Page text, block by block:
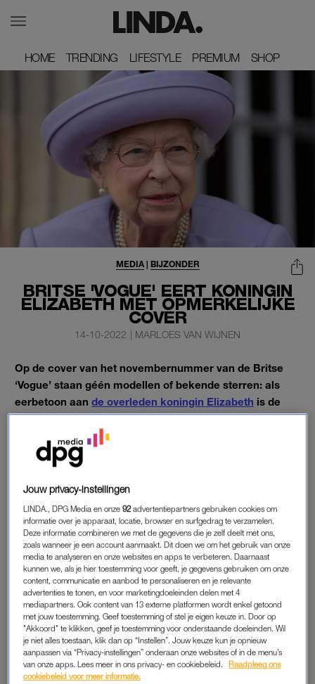
HOME
HOME TRENDING
TRENDING LIFESTYLE
LIFESTYLE PREMIUM
PREMIUM SHOP
SHOP
BRITSE 'VOGUE' EERT KONINGIN
ELIZABETH MET OPMERKELIJKE
COVER
MEDIA| BIJZONDER
14-10-2022 | MARLOES VAN WIJNEN
Op de cover van het novembernummer van de Britse
‘Vogue’ staan géén modellen of bekende sterren: als
eerbetoon aan de overleden koningin Elizabeth is de
omslag van het modeblad helemaal leeg.
Op een paarse achtergrond staat enkel de tekst: ‘Hare
Majesteit de Koningin, 1926-2022.’
COVER VOGUE VOOR KONINGIN
ELIZABETH
Voor het blad, dat al 106 jaar bestaat, is het traditie om ‘op
zwart’ te gaan bij de dood van een monarch. Ook bij het
overlijden van koning George V in 1936 en koning George VI in
1952 was de omslag leeg.
De kleur paars is voor Elizabeth heel bewust gekozen, laat het
tijdschrift weten. Het is een kleur die in de geschiedenis van
het Britse koningshuis vaak te zien was. Zo droeg Elizabeth
tijdens haar kroning een mantel in die kleur en ook de kroon
Jouw privacy-instellingen
LINDA., DPG Media en onze92 advertentiepartners gebruiken cookies om
informatie over je apparaat, locatie, browser en surfgedrag te verzamelen.
Deze informatie combineren we met de gegevens die je zelf deelt met ons,
zoals wanneer je een account aanmaakt. Dit doen we om het gebruik van onze
media te analyseren en onze websites en apps te verbeteren. Daarnaast
kunnen we, als je hier toestemming voor geeft, je gegevens gebruiken om onze
content, communicatie en aanbod te personaliseren en je relevante
advertenties te tonen, en voor marketingdoeleinden delen met 4
mediapartners. Ook content van 13 externe platformen wordt enkel getoond
met jouw toestemming. Geef toestemming of stel je eigen keuze in. Door op
"Akkoord" te klikken, geef je toestemming voor onderstaande doeleinden. Wil
je niet alles toestaan, klik dan op “Instellen”. Jouw keuze kun je opnieuw
aanpassen via “Privacy-instellingen” onderaan onze websites of in de menu’s
van onze apps. Lees meer in ons privacy- en cookiebeleid.
Raadpleeg ons
cookiebeleid voor meer informatie.